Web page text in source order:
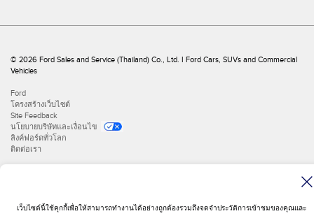
เว็บไซต์นี้ใช้คุกกี้เพื่อให้สามารถทำงานได้อย่างถูกต้องรวมถึงจดจำประวัติการเข้าชมของคุณและ
© 2026 Ford Sales and Service (Thailand) Co., Ltd. I Ford Cars, SUVs and Commercial
Vehicles
Ford
โครงสร้างเว็บไซต์
Site Feedback
นโยบายบริษัทและเงื่อนไข
ลิงค์ฟอร์ดทั่วโลก
ติดต่อเรา